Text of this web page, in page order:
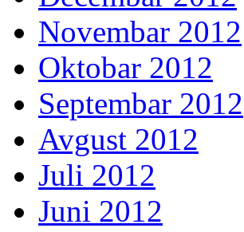
Novembar 2012
Oktobar 2012
Septembar 2012
Avgust 2012
Juli 2012
Juni 2012